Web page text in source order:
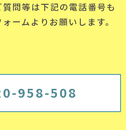
問等は下記の電話番号も
ームよりお願いします。
958-508